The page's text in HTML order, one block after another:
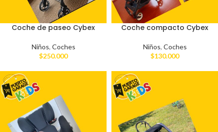
Coche de paseo Cybex
Niños, Coches
$250.000
Coche compacto Cybex
Niños, Coches
$130.000